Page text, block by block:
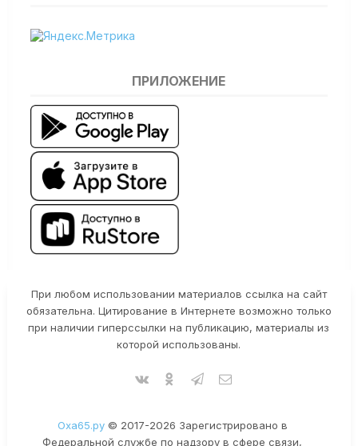
ПРИЛОЖЕНИЕ
При любом использовании материалов ссылка на сайт
обязательна. Цитирование в Интернете возможно только
при наличии гиперссылки на публикацию, материалы из
которой использованы.
Оха65.ру© 2017-2026 Зарегистрировано в
Федеральной службе по надзору в сфере связи,